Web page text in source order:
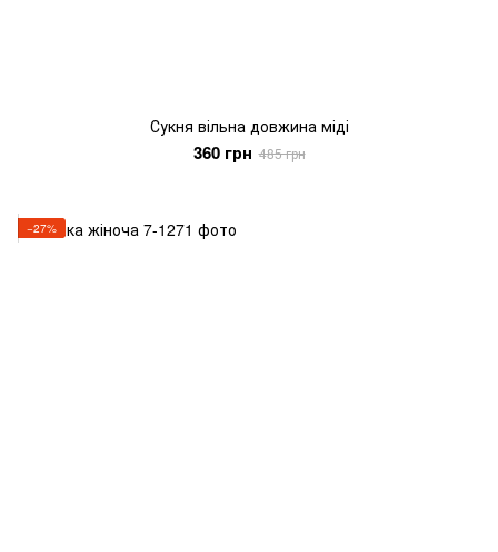
Сукня вільна довжина міді
360 грн 485 грн
−27%